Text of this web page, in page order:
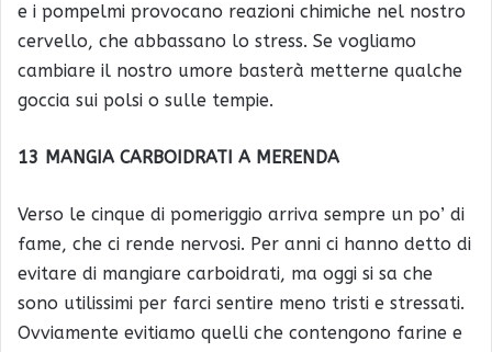
e i pompelmi provocano reazioni chimiche nel nostro
cervello, che abbassano lo stress. Se vogliamo
cambiare il nostro umore basterà metterne qualche
goccia sui polsi o sulle tempie.
13 MANGIA CARBOIDRATI A MERENDA
Verso le cinque di pomeriggio arriva sempre un po’ di
fame, che ci rende nervosi. Per anni ci hanno detto di
evitare di mangiare carboidrati, ma oggi si sa che
sono utilissimi per farci sentire meno tristi e stressati.
Ovviamente evitiamo quelli che contengono farine e